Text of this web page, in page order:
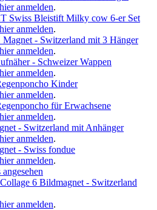
hier anmelden.
Swiss Bleistift Milky cow 6-er Set
hier anmelden.
Magnet - Switzerland mit 3 Hänger
hier anmelden.
- Schweizer Wappen
hier anmelden.
Kinder
hier anmelden.
für Erwachsene
hier anmelden.
- Switzerland mit Anhänger
hier anmelden.
- Swiss fondue
hier anmelden.
Bildmagnet - Switzerland
hier anmelden.